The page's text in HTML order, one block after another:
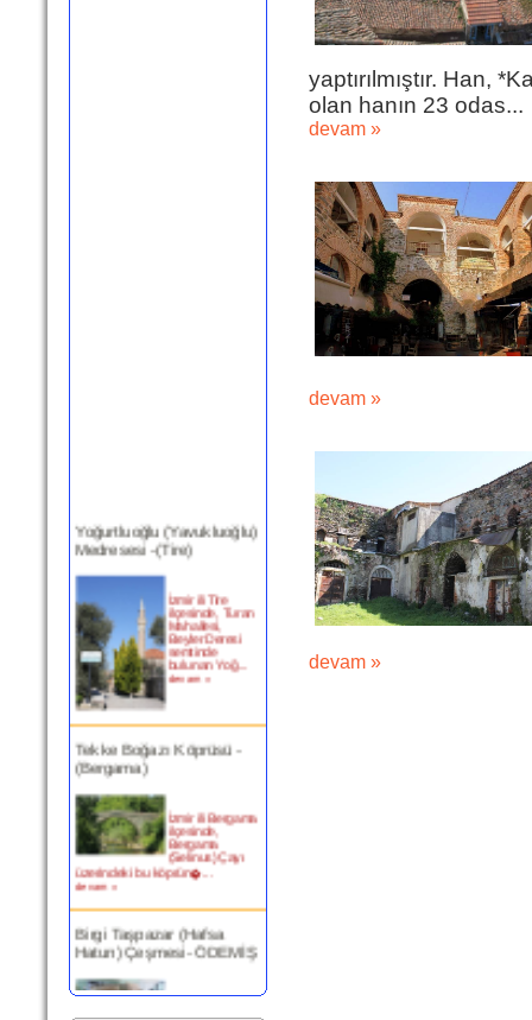
Medresesi -(Tire)
ilçesinde, Turan
Mahallesi,
Beyler Deresi
semtinde
bulunan Yoğ...
devam »
(Bergama)
ilçesinde,
Bergama
(Selinus) Çayı
üzerindeki bu köprün�...
devam »
Hatun) Çeşmesi- ÖDEMİŞ
yaptırılmıştır. Han,
olan hanın 23 odas...
devam »
devam »
devam »